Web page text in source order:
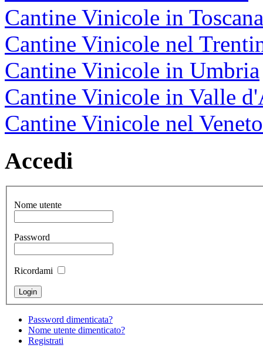
Cantine Vinicole in Toscana
Cantine Vinicole nel
Cantine Vinicole in Umbria
Cantine Vinicole in Valle
Cantine Vinicole nel Veneto
Accedi
Nome utente
Password
Ricordami
Password dimenticata?
Nome utente dimenticato?
Registrati